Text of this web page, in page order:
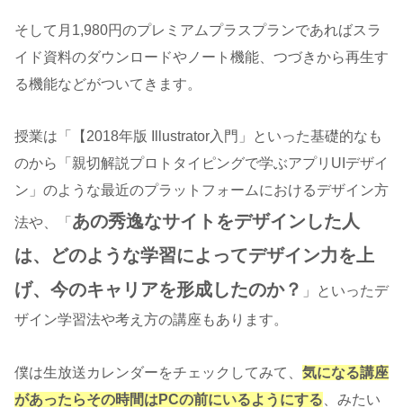
そして月1,980円のプレミアムプラスプランであればスラ
イド資料のダウンロードやノート機能、つづきから再生す
る機能などがついてきます。
授業は「 【2018年版 Illustrator入門 」といった基礎的なも
のから「親切解説プロトタイピングで学ぶアプリUIデザイ
ン」のような最近のプラットフォームにおけるデザイン方
法や、「 あの秀逸なサイトをデザインした人
は、どのような学習によってデザイン力を上
げ、今のキャリアを形成したのか？ 」といったデ
ザイン学習法や考え方の講座もあります。
僕は生放送カレンダーをチェックしてみて、 気になる講座
があったらその時間はPCの前にいるようにする 、みたい